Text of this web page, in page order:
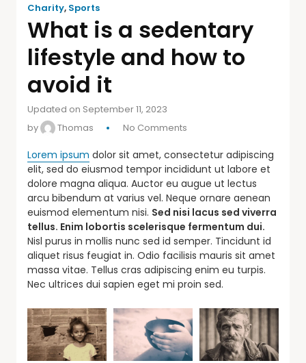
Charity, Sports
What is a sedentary
lifestyle and how to
avoid it
Updated on September 11, 2023
by
Thomas No Comments
Lorem ipsum dolor sit amet, consectetur adipiscing
elit, sed do eiusmod tempor incididunt ut labore et
dolore magna aliqua. Auctor eu augue ut lectus
arcu bibendum at varius vel. Neque ornare aenean
euismod elementum nisi. Sed nisi lacus sed viverra
tellus. Enim lobortis scelerisque fermentum dui.
Nisl purus in mollis nunc sed id semper. Tincidunt id
aliquet risus feugiat in. Odio facilisis mauris sit amet
massa vitae. Tellus cras adipiscing enim eu turpis.
Nec ultrices dui sapien eget mi proin sed.